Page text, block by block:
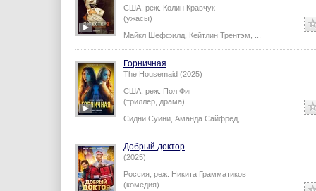
США, реж. Колин Кравчук
(ужасы)
Майкл Шеффилд Кейтлин Трентэм
Горничная
The Housemaid (2025)
США, реж. Пол Фиг
(триллер, драма)
Сидни Суини Аманда Сайфред
Добрый доктор
(2025)
Россия, реж. Никита Грамматиков
(комедия)